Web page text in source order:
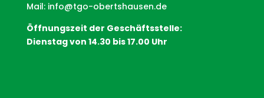
Mail: info@tgo-obertshausen.de
Öffnungszeit der Geschäftsstelle:
Dienstag von 14.30 bis 17.00 Uhr